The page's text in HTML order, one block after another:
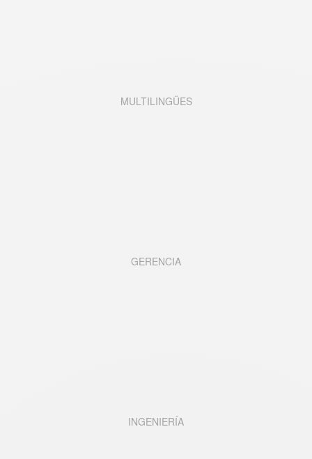
MULTILINGÜES
GERENCIA
INGENIERÍA